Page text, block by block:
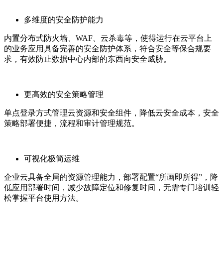
多维度的安全防护能力
内置分布式防火墙、WAF、云杀毒等，使得运行在云平台上
的业务应用具备完善的安全防护体系，符合安全等保合规要
求，有效防止数据中心内部的东西向安全威胁。
更高效的安全策略管理
单点登录方式管理云资源和安全组件，降低云安全成本，安全
策略部署便捷，流程和审计管理规范。
可视化极简运维
企业云具备全局的资源管理能力，部署配置“所画即所得”，降
低应用部署时间，减少故障定位和修复时间，无需专门培训轻
松掌握平台使用方法。